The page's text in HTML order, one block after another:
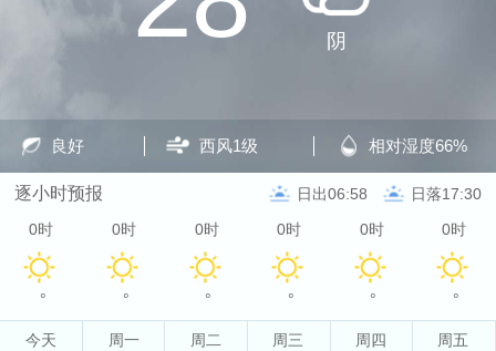
阴
良好 西风1级 相对湿度66%
逐小时预报 日出06:58 日落17:30
0时
°
0时
°
0时
°
0时
°
0时
°
0时
°
今天 周一 周二 周三 周四 周五